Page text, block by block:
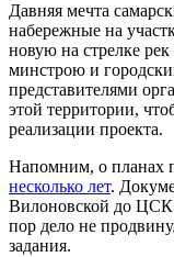
Давняя мечта
набережные на
новую на стрелке
минстрою и
представителями
этой территории,
реализации проекта.
Напомним, о планах
несколько лет.
Вилоновской до ЦСК
пор дело не
задания.